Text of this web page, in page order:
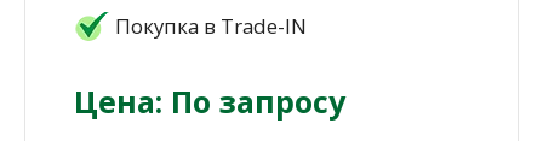
Покупка в Trade-IN
Цена: По запросу